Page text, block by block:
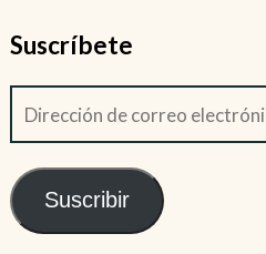
Suscríbete
Suscribir